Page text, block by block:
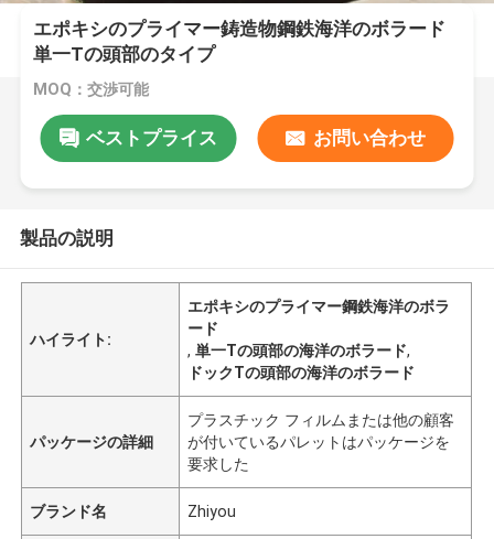
エポキシのプライマー鋳造物鋼鉄海洋のボラード
単一Tの頭部のタイプ
MOQ：交渉可能
ベストプライス お問い合わせ
製品の説明
ハイライト:
エポキシのプライマー鋼鉄海洋のボラ
ード
,単一Tの頭部の海洋のボラード,
ドックTの頭部の海洋のボラード
パッケージの詳細
プラスチック フィルムまたは他の顧客
が付いているパレットはパッケージを
要求した
ブランド名 Zhiyou